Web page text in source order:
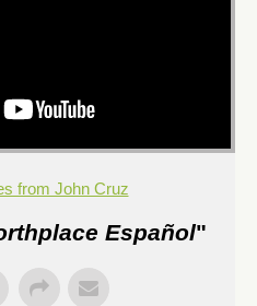
from John Cruz
Español"